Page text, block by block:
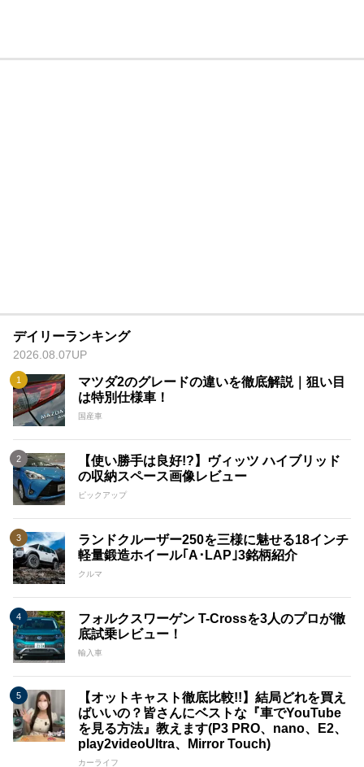
デイリーランキング
2026.08.07UP
マツダ2のグレードの違いを徹底解説｜狙い目
は特別仕様車！
国産車
【使い勝手は良好!?】ヴィッツ ハイブリッド
の収納スペース画像レビュー
ピックアップ
ランドクルーザー250を三様に魅せる18インチ
軽量鍛造ホイール｢A･LAP｣3銘柄紹介
クルマ
フォルクスワーゲン T-Crossを3人のプロが徹
底試乗レビュー！
輸入車
【オットキャスト徹底比較!!】結局どれを買え
ばいいの？皆さんにベストな『車でYouTube
を見る方法』教えます(P3 PRO、nano、E2、
play2videoUltra、Mirror Touch)
カーライフ